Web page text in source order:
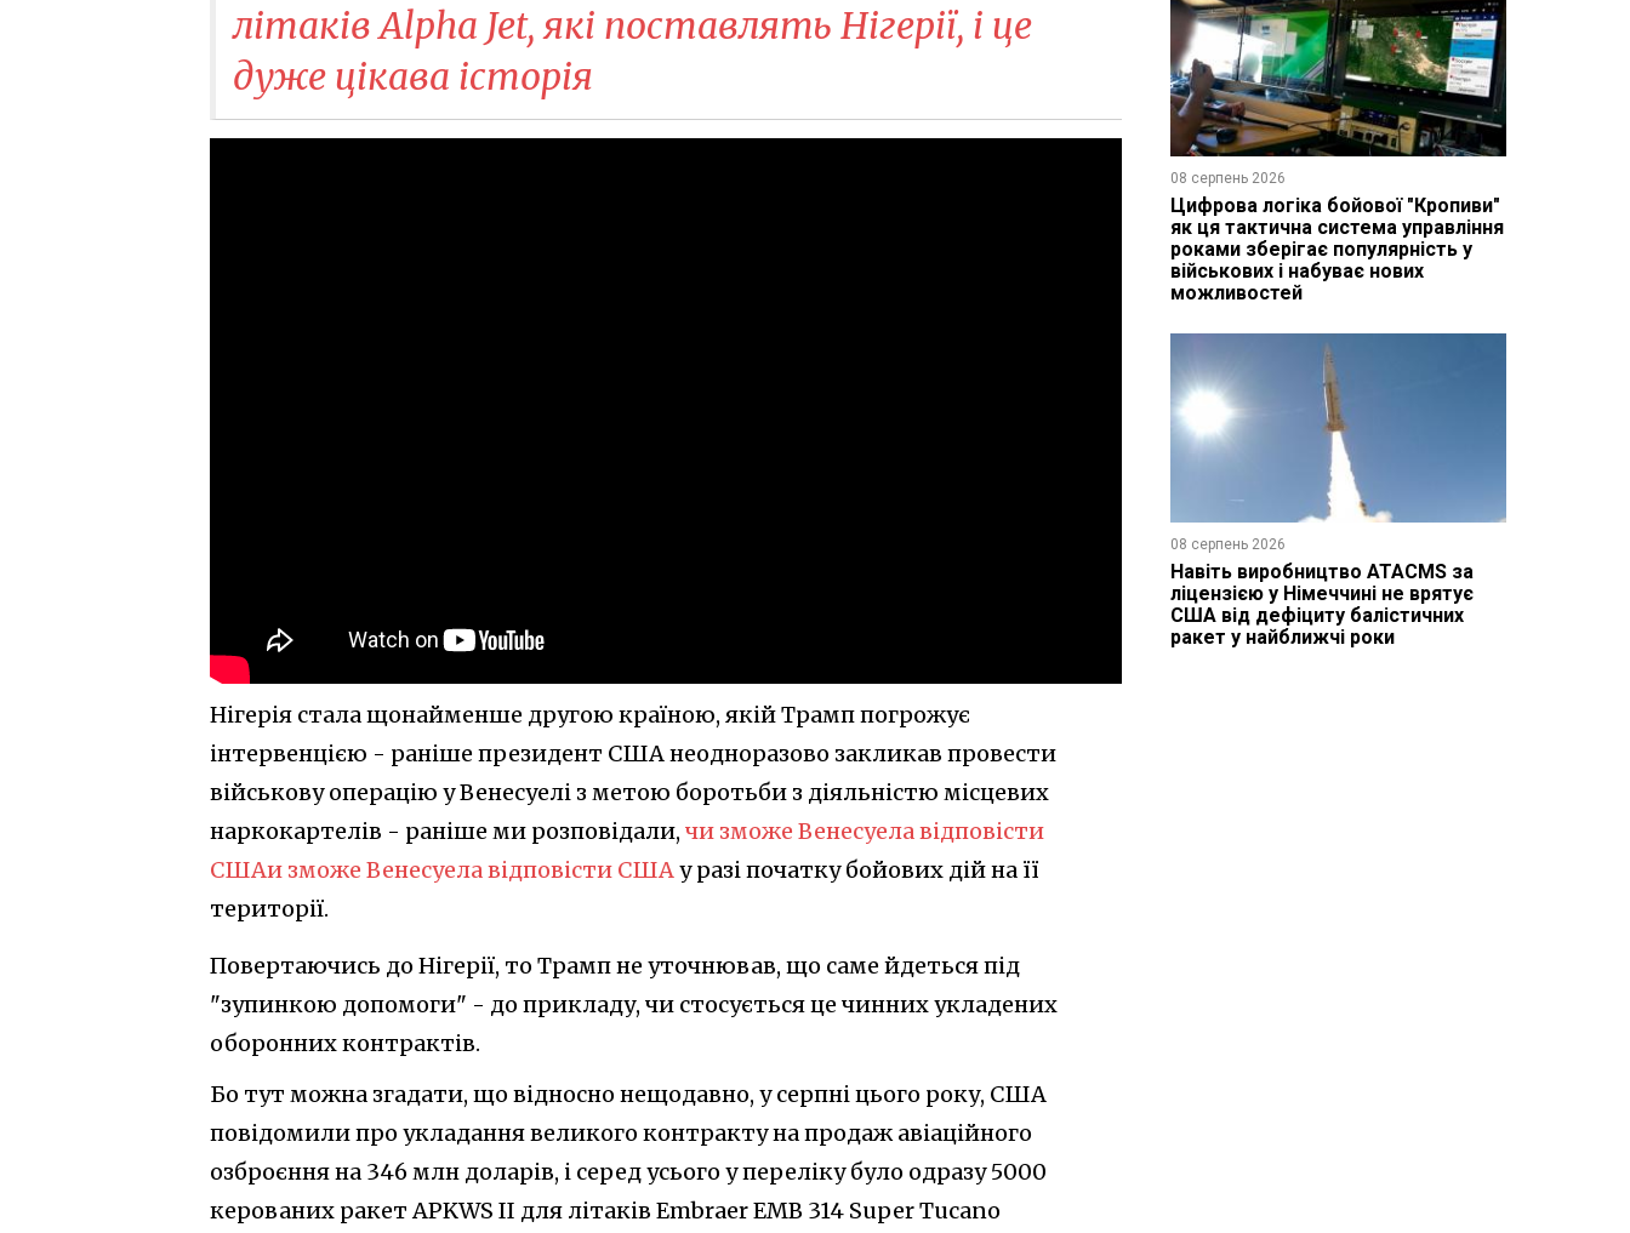
літаків Alpha Jet, які поставлять Нігерії, і це
дуже цікава історія
Нігерія стала щонайменше другою країною, якій Трамп погрожує
інтервенцією - раніше президент США неодноразово закликав провести
військову операцію у Венесуелі з метою боротьби з діяльністю місцевих
наркокартелів - раніше ми розповідали, чи зможе Венесуела відповісти
СШАи зможе Венесуела відповісти США у разі початку бойових дій на її
території.
Повертаючись до Нігерії, то Трамп не уточнював, що саме йдеться під
"зупинкою допомоги" - до прикладу, чи стосується це чинних укладених
оборонних контрактів.
Бо тут можна згадати, що відносно нещодавно, у серпні цього року, США
повідомили про укладання великого контракту на продаж авіаційного
озброєння на 346 млн доларів, і серед усього у переліку було одразу 5000
керованих ракет APKWS II для літаків Embraer EMB 314 Super Tucano
08 серпень 2026
Цифрова логіка бойової "Кропиви"
як ця тактична система управління
роками зберігає популярність у
військових і набуває нових
можливостей
08 серпень 2026
Навіть виробництво ATACMS за
ліцензією у Німеччині не врятує
США від дефіциту балістичних
ракет у найближчі роки